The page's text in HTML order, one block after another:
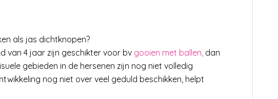
als jas dichtknopen?
van 4 jaar zijn geschikter voor bv gooien met ballen, dan
gebieden in de hersenen zijn nog niet volledig
nog niet over veel geduld beschikken, helpt